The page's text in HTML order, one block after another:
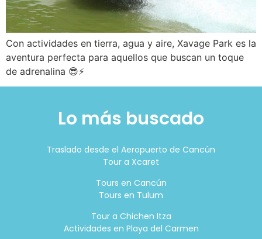
Con actividades en tierra, agua y aire, Xavage Park es la
aventura perfecta para aquellos que buscan un toque
de adrenalina 😎⚡
Lo más buscado
Traslado desde el Aeropuerto de Cancún
Tour a Xcaret
Tours en Cancún
Tours en Tulum
Tour a Chichen Itza
Actividades en Playa del Carmen